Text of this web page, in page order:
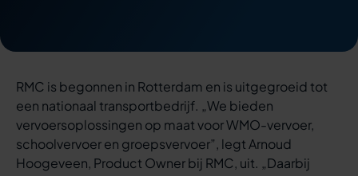
RMC is begonnen in Rotterdam en is uitgegroeid tot
een nationaal transportbedrijf. „We bieden
vervoersoplossingen op maat voor WMO-vervoer,
schoolvervoer en groepsvervoer”, legt Arnoud
Hoogeveen, Product Owner bij RMC, uit. „Daarbij